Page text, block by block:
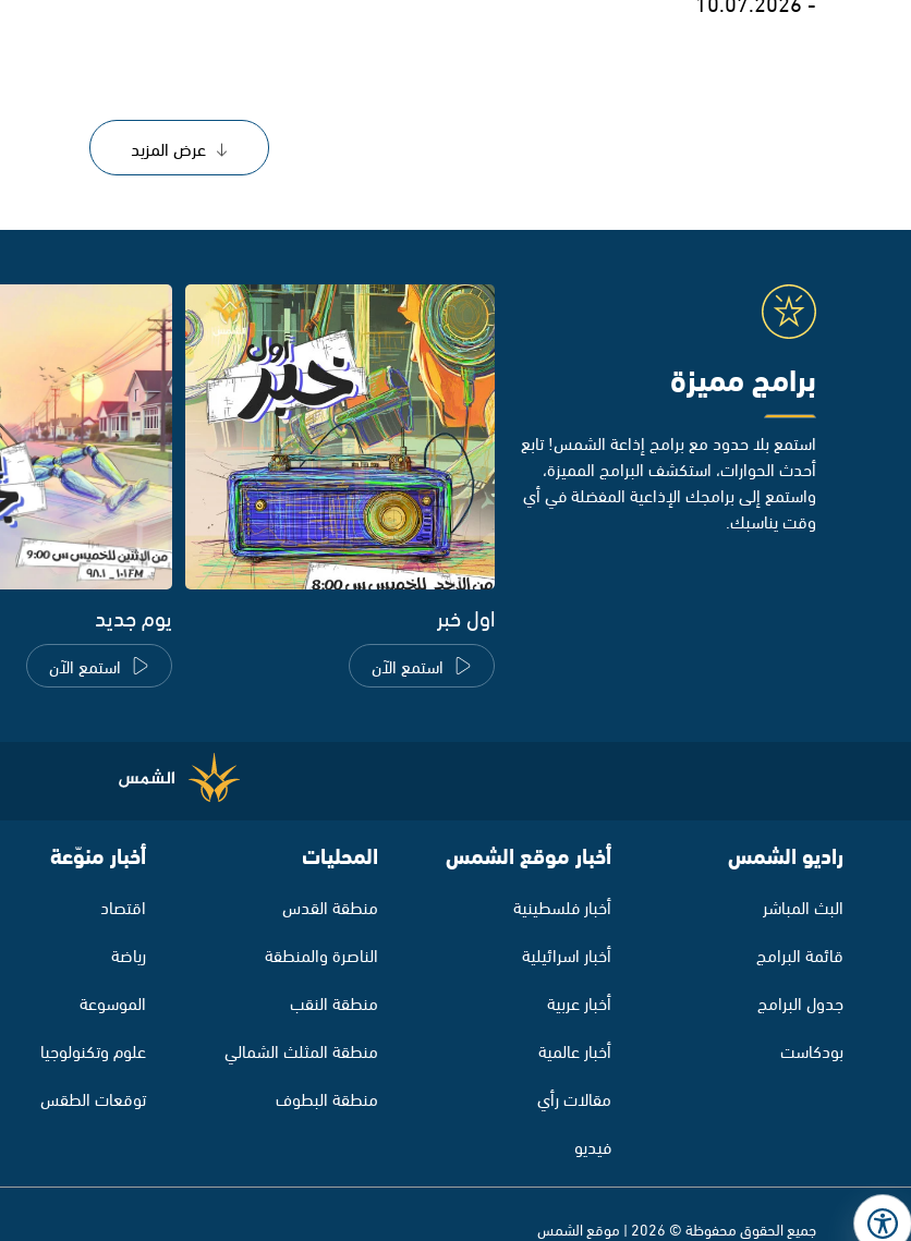
عرض المزيد
برامج مميزة
استمع بلا حدود مع برامج إذاعة الشمس! تابع
أحدث الحوارات، استكشف البرامج المميزة،
واستمع إلى برامجك الإذاعية المفضلة في أي
وقت يناسبك.
اول خبر
استمع الآن
يوم جديد
استمع الآن
راديو الشمس
البث المباشر
قائمة البرامج
جدول البرامج
بودكاست
أخبار موقع الشمس
أخبار فلسطينية
أخبار اسرائيلية
أخبار عربية
أخبار عالمية
مقالات رأي
فيديو
المحليات
منطقة القدس
الناصرة والمنطقة
منطقة النقب
منطقة المثلث الشمالي
منطقة البطوف
أخبار منوّعة
اقتصاد
رياضة
الموسوعة
علوم وتكنولوجيا
توقعات الطقس
جميع الحقوق محفوظة © 2026 | موقع الشمس